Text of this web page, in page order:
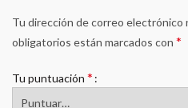
Tu dirección de correo electrónico
obligatorios están marcados con *
Tu puntuación *